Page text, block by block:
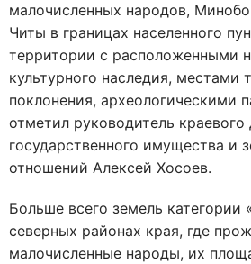
малочисленных народов,
Читы в границах населенного
территории с расположенными
культурного наследия, местами
поклонения, археологическими
отметил руководитель краевого
государственного имущества и
отношений Алексей Хосоев.
Больше всего земель категории
северных районах края, где
малочисленные народы, их